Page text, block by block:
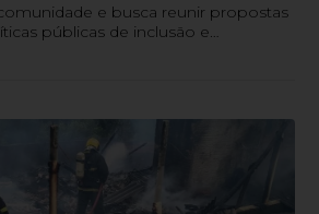
e busca reunir propostas
públicas de inclusão e